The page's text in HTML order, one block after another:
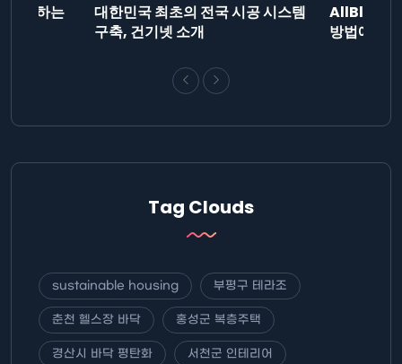
제출하는
대한민국 최초의 전국 시공 시스템
구축, 건기넷 소개
AllBlog에
방법에 대
Tag Clouds
sustainable housing 부평구 테라조
춘천 헬스장 바닥 홍성군 복층주택
경산시 바닥 평탄화 서천군 인테리어